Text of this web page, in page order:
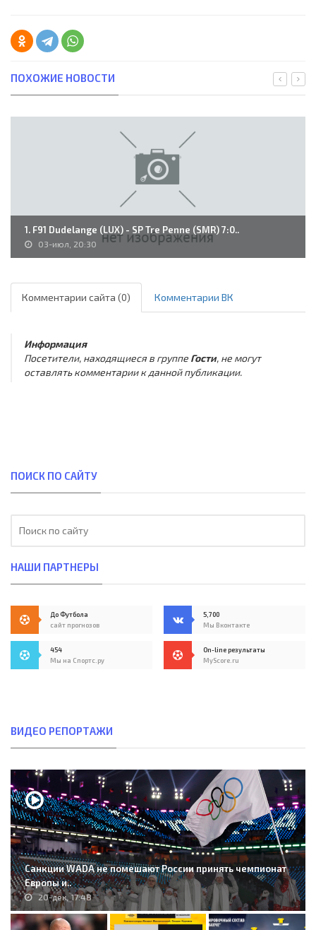
ПОХОЖИЕ НОВОСТИ
1. F91 Dudelange (LUX) - SP Tre Penne (SMR) 7:0..
03-июл, 20:30
Комментарии сайта (0) Комментарии ВК
Информация
Посетители, находящиеся в группе Гости, не могут
оставлять комментарии к данной публикации.
ПОИСК ПО САЙТУ
НАШИ ПАРТНЕРЫ
До Футбола
сайт прогнозов
5,700
Мы Вконтакте
454
Мы на Спортс.ру
On-line результаты
MyScore.ru
ВИДЕО РЕПОРТАЖИ
Санкции WADA не помешают России принять чемпионат
Европы и..
20-дек, 17:48